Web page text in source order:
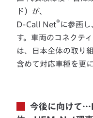
ド）が、
D-Call Net® に参画
す。車両のコネクテ
は、日本全体の取り
含めて対応車種を更
今後に向けて